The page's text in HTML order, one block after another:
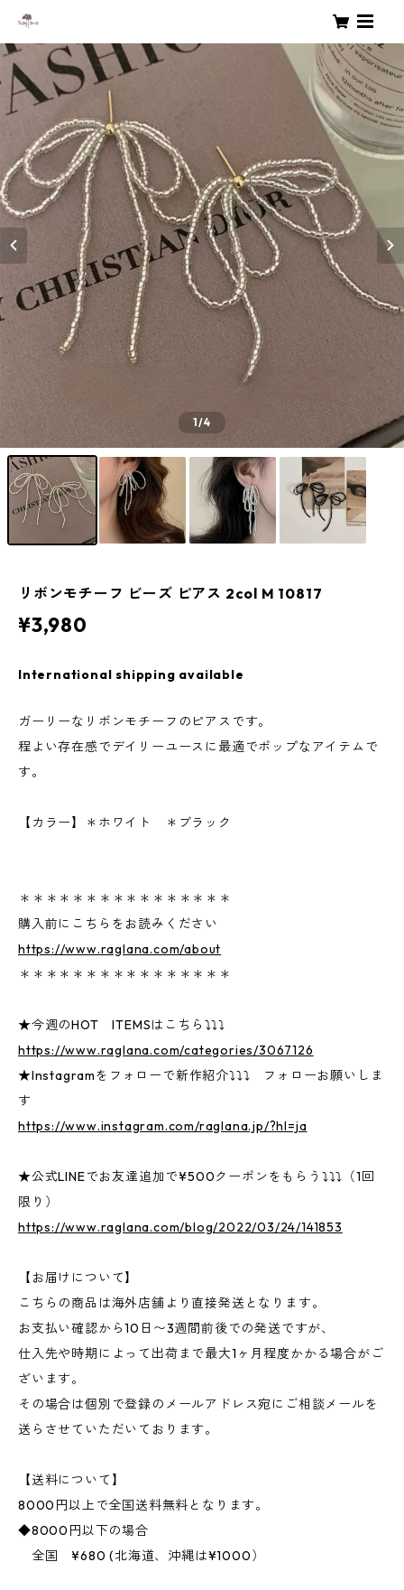
1/4
リボンモチーフ ビーズ ピアス 2col M 10817
¥3,980
International shipping available
ガーリーなリボンモチーフのピアスです。
程よい存在感でデイリーユースに最適でポップなアイテムで
す。
【カラー】＊ホワイト ＊ブラック
＊＊＊＊＊＊＊＊＊＊＊＊＊＊＊＊
購入前にこちらをお読みください
https://www.raglana.com/about
＊＊＊＊＊＊＊＊＊＊＊＊＊＊＊＊
★今週のHOT ITEMSはこちら⤵⤵⤵
https://www.raglana.com/categories/3067126
★Instagramをフォローで新作紹介⤵⤵⤵ フォローお願いしま
す
https://www.instagram.com/raglana.jp/?hl=ja
★公式LINEでお友達追加で¥500クーポンをもらう⤵⤵⤵（1回
限り）
https://www.raglana.com/blog/2022/03/24/141853
【お届けについて】
こちらの商品は海外店舗より直接発送となります。
お支払い確認から10日〜3週間前後での発送ですが、
仕入先や時期によって出荷まで最大1ヶ月程度かかる場合がご
ざいます。
その場合は個別で登録のメールアドレス宛にご相談メールを
送らさせていただいております。
【送料について】
8000円以上で全国送料無料となります。
◆8000円以下の場合
全国 ¥680 (北海道、沖縄は¥1000）